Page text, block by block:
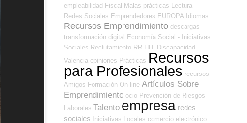
empleabilidad Fiscal Malas prácticas
Lectura
Redes Sociales Emprendedores EUROPA Idiomas
Recursos Emprendimiento descargas
transformación digital
Economía Social - Iniciativas
Sociales Reclutamiento RR.HH.
Discapacidad
Valencia opiniones Prácticas Recursos
para Profesionales recursos
Amigos Formación On-line Artículos Sobre
Emprendimiento ocio Prevención de Riesgos
Laborales Talento empresa redes
sociales
Iniciativas Locales comercio electrónico